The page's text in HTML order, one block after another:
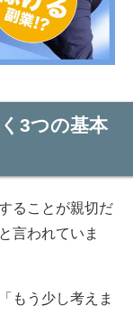
3つの基本
ることが親切だ
言われていま
もう少し考えま